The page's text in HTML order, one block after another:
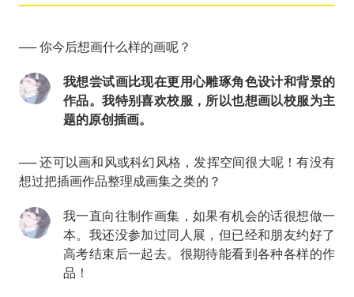
── 你今后想画什么样的画呢？
我想尝试画比现在更用心雕琢角色设计和背景的
作品。我特别喜欢校服，所以也想画以校服为主
题的原创插画。
── 还可以画和风或科幻风格，发挥空间很大呢！有没有
想过把插画作品整理成画集之类的？
我一直向往制作画集，如果有机会的话很想做一
本。我还没参加过同人展，但已经和朋友约好了
高考结束后一起去。很期待能看到各种各样的作
品！